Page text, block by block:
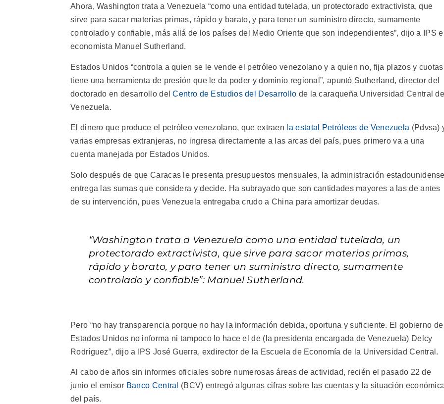
Ahora, Washington trata a Venezuela “como una entidad tutelada, un protectorado extractivista, que
sirve para sacar materias primas, rápido y barato, y para tener un suministro directo, sumamente
controlado y confiable, más allá de los países del Medio Oriente que son independientes”, dijo a IPS
economista Manuel Sutherland.
Estados Unidos “controla a quien se le vende el petróleo venezolano y a quien no, fija plazos y
tiene una herramienta de presión que le da poder y dominio regional”, apuntó Sutherland, director del
doctorado en desarrollo delCentro de Estudios del Desarrollo de la caraqueña Universidad Central
Venezuela.
El dinero que produce el petróleo venezolano, que extraen la estatal Petróleos de Venezuela (Pdvsa)
varias empresas extranjeras, no ingresa directamente a las arcas del país, pues primero va a una
cuenta manejada por Estados Unidos.
Solo después de que Caracas le presenta presupuestos mensuales, la administración
entrega las sumas que considera y decide. Ha subrayado que son cantidades mayores a las de antes
de su intervención, pues Venezuela entregaba crudo a China para amortizar deudas.
“Washington trata a Venezuela como una entidad tutelada, un
protectorado extractivista, que sirve para sacar materias primas,
rápido y barato, y para tener un suministro directo, sumamente
controlado y confiable”: Manuel Sutherland.
Pero “no hay transparencia porque no hay la información debida, oportuna y suficiente. El gobierno de
Estados Unidos no informa ni tampoco lo hace el de (la presidenta encargada de Venezuela) Delcy
Rodríguez”, dijo a IPS José Guerra, exdirector de la Escuela de Economía de la Universidad Central.
Al cabo de años sin informes oficiales sobre numerosas áreas de actividad, recién el pasado 22 de
junio el emisor Banco Central
(BCV) entregó algunas cifras sobre las cuentas y la situación
del país.